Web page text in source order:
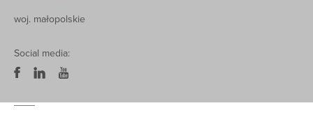
woj. małopolskie
Social media: